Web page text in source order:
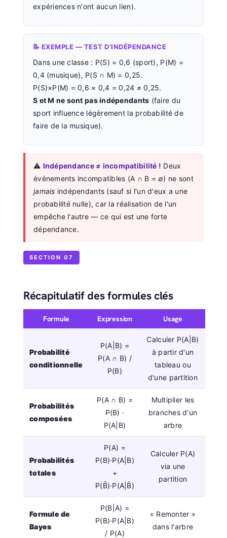
expériences n'ont aucun lien).
📝 EXEMPLE — TEST D'INDÉPENDANCE
Dans une classe : P(S) = 0,6 (sport), P(M) =
0,4 (musique), P(S ∩ M) = 0,25.
P(S)×P(M) = 0,6 × 0,4 = 0,24 ≠ 0,25.
S et M ne sont pas indépendants (faire du
sport influence légèrement la probabilité de
faire de la musique).
⚠️ Indépendance ≠ incompatibilité ! Deux
événements incompatibles (A ∩ B = ∅) ne sont
jamais indépendants (sauf si l'un d'eux a une
probabilité nulle), car la réalisation de l'un
empêche l'autre — ce qui est une forte
dépendance.
SECTION 07
Récapitulatif des formules clés
Formule Expression Usage
Probabilité
conditionnelle
P(A|B) =
P(A ∩ B) /
P(B)
Calculer P(A|B)
à partir d'un
tableau ou
d'une partition
Probabilités
composées
P(A ∩ B) =
P(B) ·
P(A|B)
Multiplier les
branches d'un
arbre
Probabilités
totales
P(A) =
P(B)·P(A|B)
+
P(B̄)·P(A|B̄)
Calculer P(A)
via une
partition
Formule de
Bayes
P(B|A) =
P(B)·P(A|B)
/ P(A)
« Remonter »
dans l'arbre